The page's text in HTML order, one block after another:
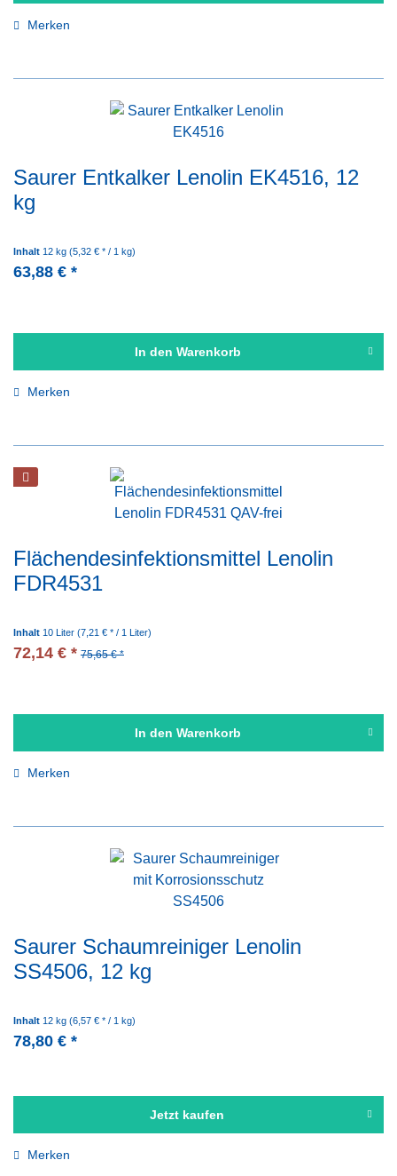
Merken
Saurer Entkalker Lenolin EK4516, 12
kg
Inhalt 12 kg (5,32 € * / 1 kg)
63,88 € *
In den Warenkorb
Merken
Flächendesinfektionsmittel Lenolin
FDR4531
Inhalt 10 Liter (7,21 € * / 1 Liter)
72,14 € * 75,65 € *
In den Warenkorb
Merken
Saurer Schaumreiniger Lenolin
SS4506, 12 kg
Inhalt 12 kg (6,57 € * / 1 kg)
78,80 € *
Jetzt kaufen
Merken